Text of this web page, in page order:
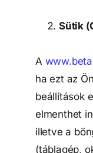
Sütik
A
ha ezt az
beállítások
elmenthet
illetve a
(táblagép,